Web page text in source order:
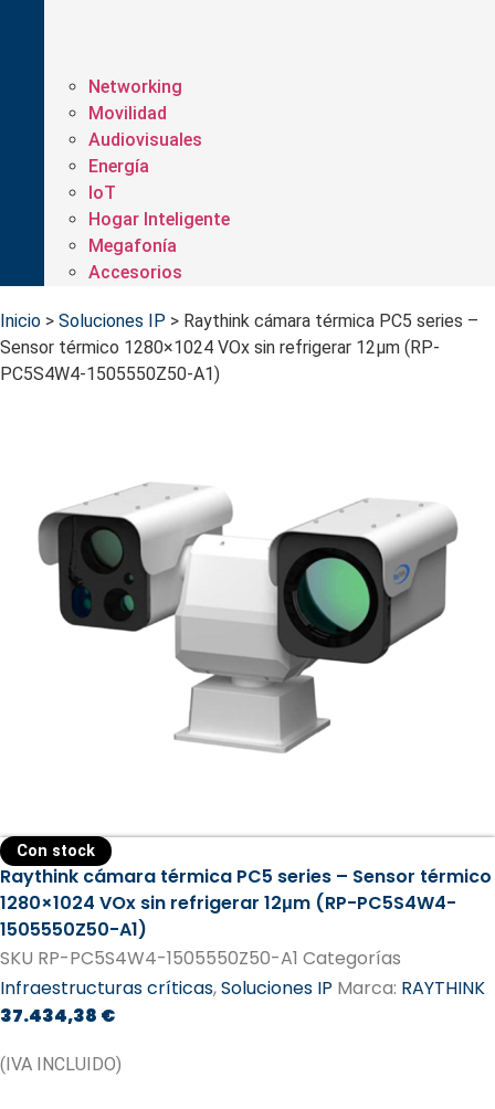
Networking
Movilidad
Audiovisuales
Energía
IoT
Hogar Inteligente
Megafonía
Accesorios
Inicio > Soluciones IP > Raythink cámara térmica PC5 series –
Sensor térmico 1280×1024 VOx sin refrigerar 12μm (RP-
PC5S4W4-1505550Z50-A1)
Con stock
Raythink cámara térmica PC5 series – Sensor térmico
1280×1024 VOx sin refrigerar 12μm (RP-PC5S4W4-
1505550Z50-A1)
SKU RP-PC5S4W4-1505550Z50-A1 Categorías
Infraestructuras críticas,Soluciones IP Marca: RAYTHINK
37.434,38 €
(IVA INCLUIDO)